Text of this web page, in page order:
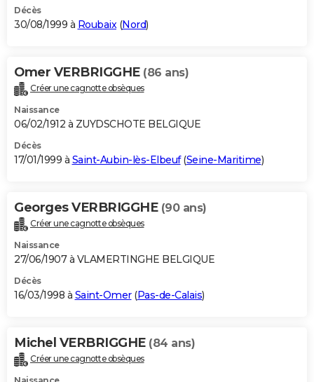
Décès
30/08/1999 à Roubaix(Nord)
Omer VERBRIGGHE (86 ans)
Créer une cagnotte obsèques
Naissance
06/02/1912 à ZUYDSCHOTE BELGIQUE
Décès
17/01/1999 à Saint-Aubin-lès-Elbeuf(Seine-Maritime)
Georges VERBRIGGHE (90 ans)
Créer une cagnotte obsèques
Naissance
27/06/1907 à VLAMERTINGHE BELGIQUE
Décès
16/03/1998 à Saint-Omer(Pas-de-Calais)
Michel VERBRIGGHE (84 ans)
Créer une cagnotte obsèques